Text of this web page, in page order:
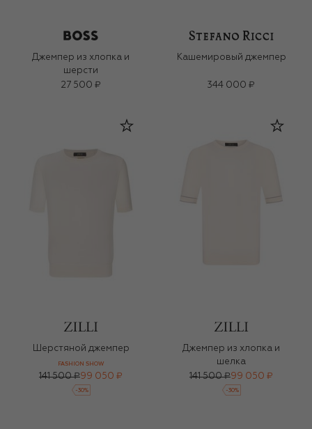
Джемпер из хлопка и
шерсти
27 500 ₽
Кашемировый джемпер
344 000 ₽
Шерстяной джемпер
FASHION SHOW
141 500 ₽99 050 ₽
-30%
Джемпер из хлопка и
шелка
141 500 ₽99 050 ₽
-30%